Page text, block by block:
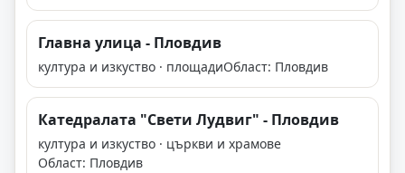
Главна улица - Пловдив
култура и изкуство · площадиОбласт: Пловдив
Катедралата "Свети Лудвиг" - Пловдив
култура и изкуство · църкви и храмове
Област: Пловдив